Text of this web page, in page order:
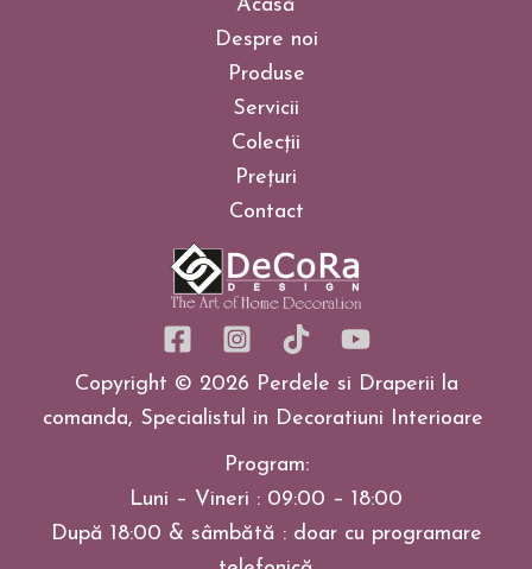
Acasă
Despre noi
Produse
Servicii
Colecții
Prețuri
Contact
Copyright © 2026 Perdele si Draperii la
comanda, Specialistul in Decoratiuni Interioare
Program:
Luni – Vineri : 09:00 – 18:00
După 18:00 & sâmbătă : doar cu programare